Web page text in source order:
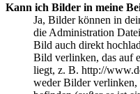
Kann ich Bilder in meine
Ja, Bilder können in
die Administration
Bild auch direkt
Bild verlinken, das auf
liegt, z. B. http://
weder Bilder verlinken,